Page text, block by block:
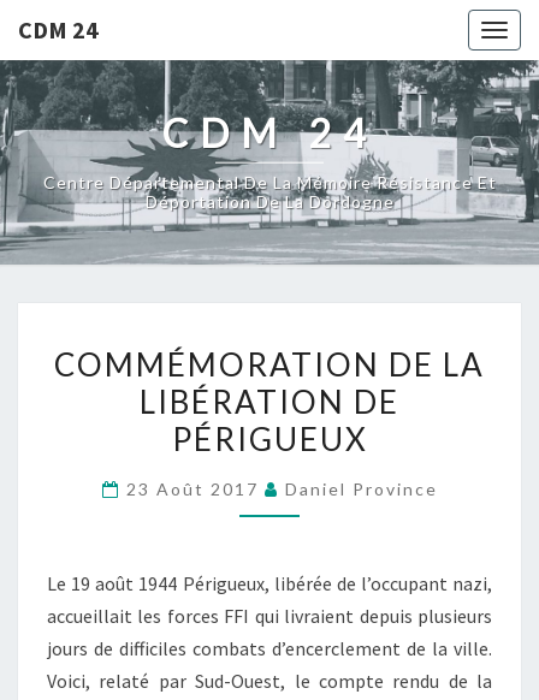
CDM 24
CDM 24
Centre Départemental De La Mémoire Résistance Et
Déportation De La Dordogne
DE
LA
LIBÉRATION
PÉRIGUEUX
COMMÉMORATION DE LA
LIBÉRATION DE
PÉRIGUEUX
23 Août 2017 Daniel Province
Le 19 août 1944 Périgueux, libérée de l’occupant nazi,
accueillait les forces FFI qui livraient depuis plusieurs
jours de difficiles combats d’encerclement de la ville.
Voici, relaté par Sud-Ouest, le compte rendu de la